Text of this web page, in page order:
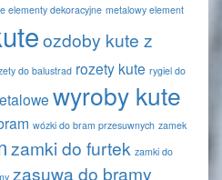
elementy dekoracyjne metalowy element
ozdoby kute z
do balustrad rozety kute rygiel do
wyroby kute
wózki do bram przesuwnych zamek
zamki do furtek zamki do
zasuwa do bramy